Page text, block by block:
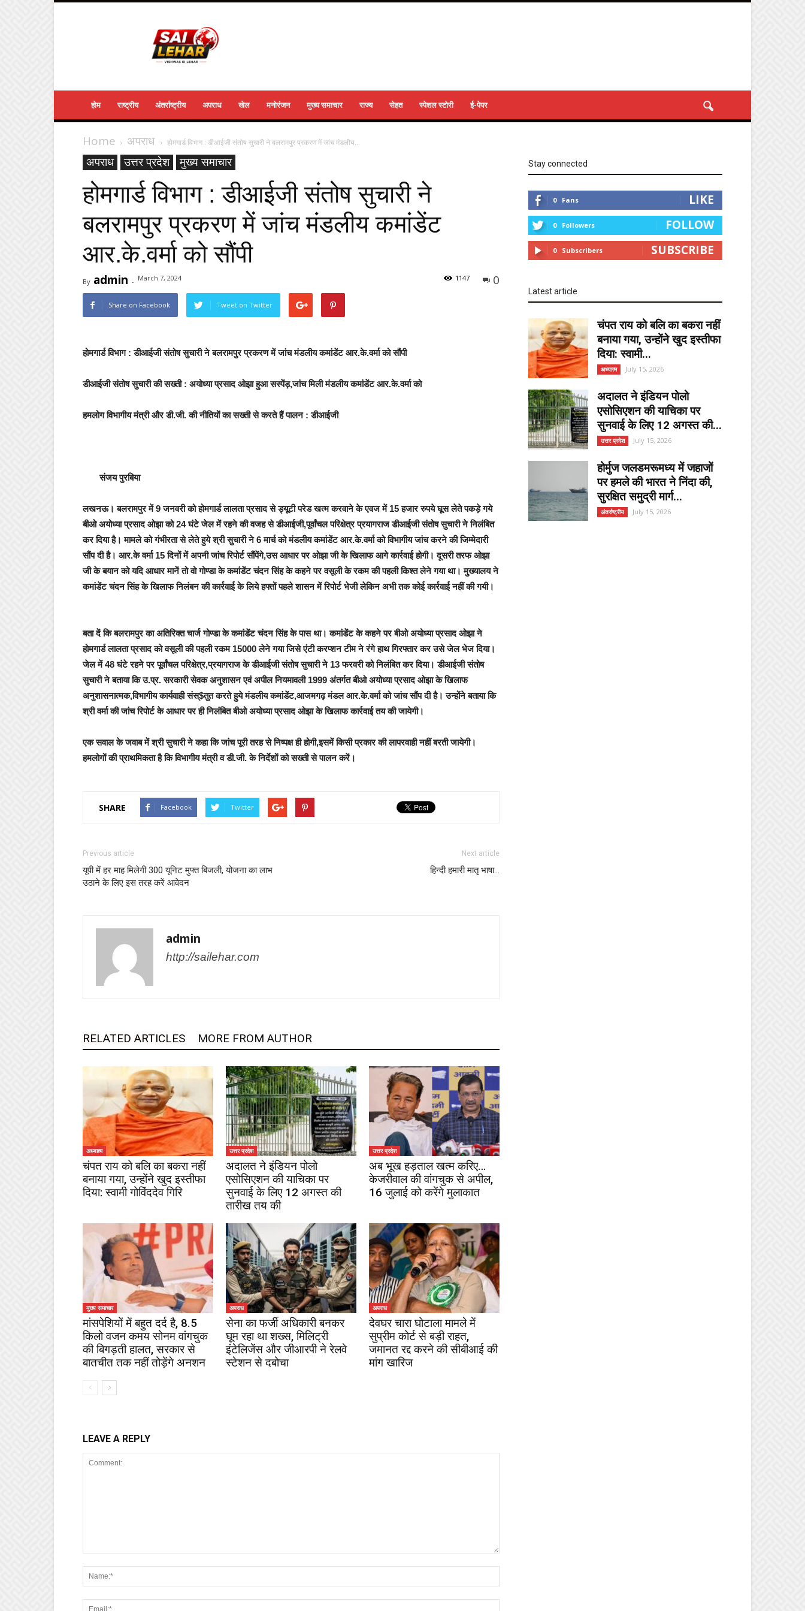
होम राष्ट्रीय अंतर्राष्ट्रीय अपराध खेल मनोरंजन मुख्य समाचार राज्य सेहत स्पेशल स्टोरी ई-पेपर
Home अपराध होमगार्ड विभाग : डीआईजी संतोष सुचारी ने बलरामपुर प्रकरण में जांच मंडलीय...
अपराध उत्तर प्रदेश मुख्य समाचार
होमगार्ड विभाग : डीआईजी संतोष सुचारी ने
बलरामपुर प्रकरण में जांच मंडलीय कमांडेंट
आर.के.वर्मा को सौंपी
By admin - March 7, 2024 0
1147
Share on Facebook Tweet on Twitter
होमगार्ड विभाग : डीआईजी संतोष सुचारी ने बलरामपुर प्रकरण में जांच मंडलीय कमांडेंट आर.के.वर्मा को सौंपी
डीआईजी संतोष सुचारी की सख्ती : अयोध्या प्रसाद ओझा हुआ सस्पेंड़,जांच मिली मंडलीय कमांडेंट आर.के.वर्मा को
हमलोग विभागीय मंत्री और डी.जी. की नीतियों का सख्ती से करते हैं पालन : डीआईजी
संजय पुरबिया
लखनऊ। बलरामपुर में9 जनवरी को होमगार्ड लालता प्रसाद से ड्यूटी परेड खत्म करवाने के एवज में 15 हजार रुपये घूस लेते पकड़े गये
बीओ अयोध्या प्रसाद ओझा को 24 घंटे जेल में रहने की वजह से डीआईजी,पूर्वांचल परिक्षेत्र प्रयागराज डीआईजी संतोष सुचारी ने निलंबित
कर दिया है। मामले को गंभीरता से लेते हुये श्री सुचारी ने 6 मार्च को मंडलीय कमांडेंट आर.के.वर्मा को विभागीय जांच करने की जिम्मेदारी
सौंप दी है। आर.के वर्मा 15 दिनों में अपनी जांच रिपोर्ट सौंपेंगे,उस आधार पर ओझा जी के खिलाफ आगे कार्रवाई होगी। दूसरी तरफ ओझा
जी के बयान को यदि आधार मानें तो वो गोण्डा के कमांडेंट चंदन सिंह के कहने पर वसूली के रकम की पहली किश्त लेने गया था। मुख्यालय ने
कमांडेंट चंदन सिंह के खिलाफ निलंबन की कार्रवाई के लिये हफ्तों पहले शासन में रिपोर्ट भेजी लेकिन अभी तक कोई कार्रवाई नहीं की गयी।
बता दें कि बलरामपुर का अतिरिक्त चार्ज गोण्डा के कमांडेंट चंदन सिंह के पास था। कमांडेंट के कहने पर बीओ अयोध्या प्रसाद ओझा ने
होमगार्ड लालता प्रसाद को वसूली की पहली रकम 15000 लेने गया जिसे एंटी करप्शन टीम ने रंगे हाथ गिरफ्तार कर उसे जेल भेज दिया।
जेल में 48 घंटे रहने पर पूर्वांचल परिक्षेत्र,प्रयागराज के डीआईजी संतोष सुचारी ने 13 फरवरी को निलंबित कर दिया। डीआईजी संतोष
सुचारी ने बताया कि उ.प्र. सरकारी सेवक अनुशासन एवं अपील नियमावली 1999 अंतर्गत बीओ अयोध्या प्रसाद ओझा के खिलाफ
अनुशासनात्मक,विभागीय कार्यवाही संस्$तुत करते हुये मंडलीय कमांडेंट,आजमगढ़ मंडल आर.के.वर्मा को जांच सौंप दी है। उन्होंने बताया कि
श्री वर्मा की जांच रिपोर्ट के आधार पर ही निलंबित बीओ अयोध्या प्रसाद ओझा के खिलाफ कार्रवाई तय की जायेगी।
एक सवाल के जवाब में श्री सुचारी ने कहा कि जांच पूरी तरह से निष्पक्ष ही होगी,इसमें किसी प्रकार की लापरवाही नहीं बरती जायेगी।
हमलोगों की प्राथमिकता है कि विभागीय मंत्री व डी.जी. के निर्देशों को सख्ती से पालन करें।
SHARE Facebook Twitter
Previous article
यूपी में हर माह मिलेगी 300 यूनिट मुफ्त बिजली, योजना का लाभ
उठाने के लिए इस तरह करें आवेदन
Next article
हिन्दी हमारी मातृ भाषा…
admin
http://sailehar.com
RELATED ARTICLES MORE FROM AUTHOR
अध्यात्म
चंपत राय को बलि का बकरा नहीं
बनाया गया, उन्होंने खुद इस्तीफा
दिया: स्वामी गोविंददेव गिरि
उत्तर प्रदेश
अदालत ने इंडियन पोलो
एसोसिएशन की याचिका पर
सुनवाई के लिए 12 अगस्त की
तारीख तय की
उत्तर प्रदेश
अब भूख हड़ताल खत्म करिए…
केजरीवाल की वांगचुक से अपील,
16 जुलाई को करेंगे मुलाकात
मुख्य समाचार
मांसपेशियों में बहुत दर्द है, 8.5
किलो वजन कमय सोनम वांगचुक
की बिगड़ती हालत, सरकार से
बातचीत तक नहीं तोड़ेंगे अनशन
अपराध
सेना का फर्जी अधिकारी बनकर
घूम रहा था शख्स, मिलिट्री
इंटेलिजेंस और जीआरपी ने रेलवे
स्टेशन से दबोचा
अपराध
देवघर चारा घोटाला मामले में
सुप्रीम कोर्ट से बड़ी राहत,
जमानत रद्द करने की सीबीआई की
मांग खारिज
LEAVE A REPLY
Stay connected
0 Fans LIKE
0 Followers FOLLOW
0 Subscribers SUBSCRIBE
Latest article
चंपत राय को बलि का बकरा नहीं
बनाया गया, उन्होंने खुद इस्तीफा
दिया: स्वामी...
अध्यात्म July 15, 2026
अदालत ने इंडियन पोलो
एसोसिएशन की याचिका पर
सुनवाई के लिए 12 अगस्त की...
उत्तर प्रदेश July 15, 2026
होर्मुज जलडमरूमध्य में जहाजों
पर हमले की भारत ने निंदा की,
सुरक्षित समुद्री मार्ग...
अंतर्राष्ट्रीय July 15, 2026